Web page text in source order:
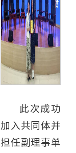
此次成功
加入共同体并
担任副理事单